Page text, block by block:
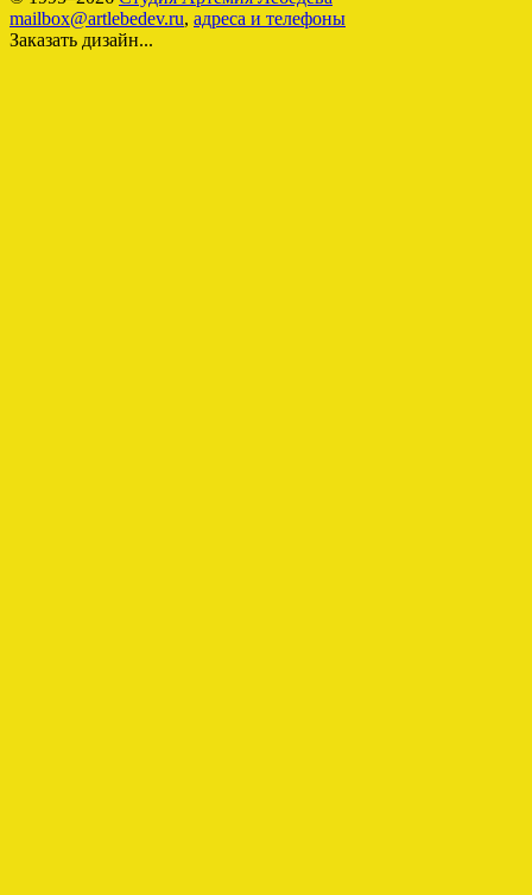
mailbox@artlebedev.ru, адреса и телефоны
Заказать дизайн...